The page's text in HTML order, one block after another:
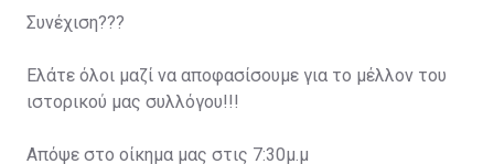
Συνέχιση???
Ελάτε όλοι μαζί να αποφασίσουμε για το μέλλον του
ιστορικού μας συλλόγου!!!
Απόψε στο οίκημα μας στις 7:30μ.μ